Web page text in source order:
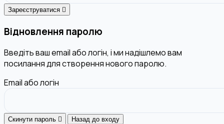
Зареєструватися
Відновлення паролю
Введіть ваш email або логін, і ми надішлемо вам
посилання для створення нового паролю.
Email або логін
Скинути пароль Назад до входу